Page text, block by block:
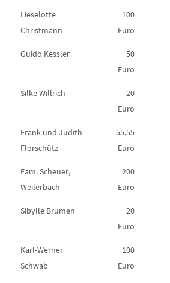
Lieselotte
Christmann
100
Euro
Guido Kessler
50
Euro
Silke Willrich
20
Euro
Frank und Judith
Florschütz
55,55
Euro
Fam. Scheuer,
Weilerbach
200
Euro
Sibylle Brumen
20
Euro
Karl-Werner
Schwab
100
Euro